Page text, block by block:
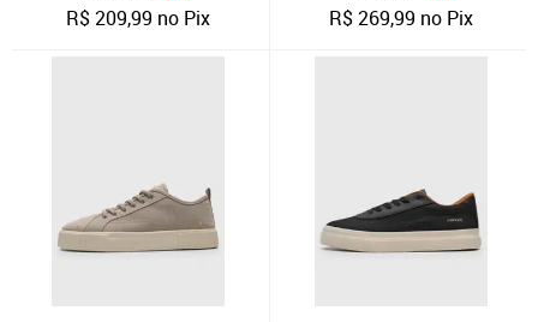
R$209,99 no Pix R$269,99 no Pix